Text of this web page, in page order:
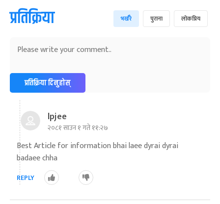
प्रतिक्रिया भर्खरै पुराना लोकप्रिय
प्रतिक्रिया दिनुहोस्
lpjee
२०८१ साउन १ गते ११:२७
Best Article for information bhai laee dyrai dyrai
badaee chha
REPLY